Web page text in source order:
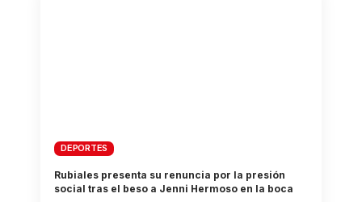
DEPORTES
Rubiales presenta su renuncia por la presión
social tras el beso a Jenni Hermoso en la boca